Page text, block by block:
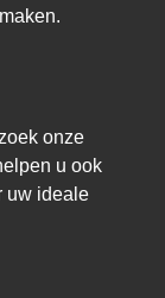
onze
u ook
uw ideale